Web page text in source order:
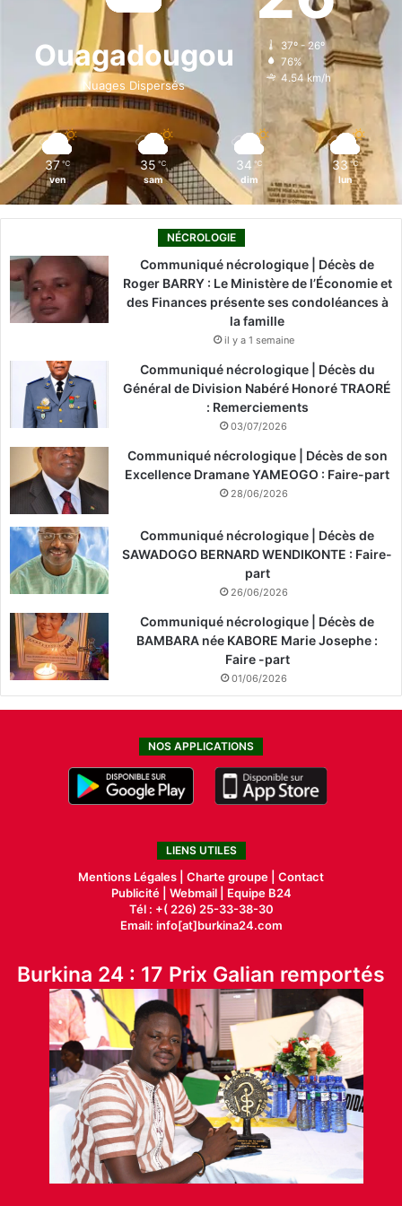
o
k
i
n
g
r
k
Ouagadougou
Nuages Dispersés
37º - 26º
76%
4.54 km/h
37 ℃
ven
35 ℃
sam
34 ℃
dim
33 ℃
lun
NÉCROLOGIE
Communiqué nécrologique | Décès de
Roger BARRY : Le Ministère de l’Économie et
des Finances présente ses condoléances à
la famille
il y a 1 semaine
Communiqué nécrologique | Décès du
Général de Division Nabéré Honoré TRAORÉ
: Remerciements
03/07/2026
Communiqué nécrologique | Décès de son
Excellence Dramane YAMEOGO : Faire-part
28/06/2026
Communiqué nécrologique | Décès de
SAWADOGO BERNARD WENDIKONTE : Faire-
part
26/06/2026
Communiqué nécrologique | Décès de
BAMBARA née KABORE Marie Josephe :
Faire -part
01/06/2026
NOS APPLICATIONS
LIENS UTILES
Mentions Légales | Charte groupe | Contact
Publicité| Webmail |
Equipe B24
Tél : +( 226) 25-33-38-30
Email: info[at]burkina24.com
Burkina 24 : 17 Prix Galian remportés